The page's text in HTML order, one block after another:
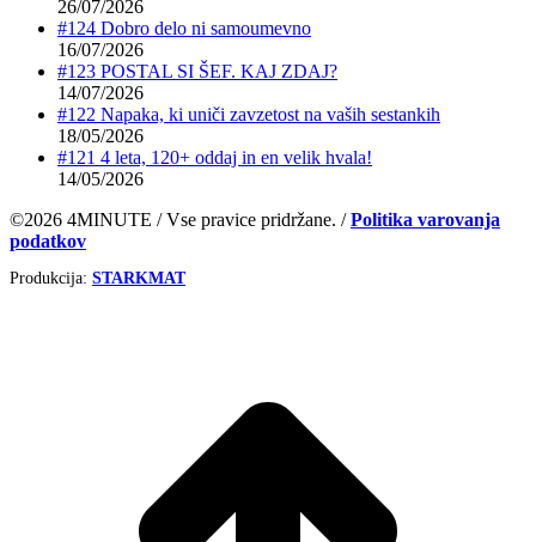
26/07/2026
#124 Dobro delo ni samoumevno
16/07/2026
#123 POSTAL SI ŠEF. KAJ ZDAJ?
14/07/2026
#122 Napaka, ki uniči zavzetost na vaših sestankih
18/05/2026
#121 4 leta, 120+ oddaj in en velik hvala!
14/05/2026
©2026 4MINUTE / Vse pravice pridržane. /Politika varovanja
podatkov
Produkcija: STARKMAT